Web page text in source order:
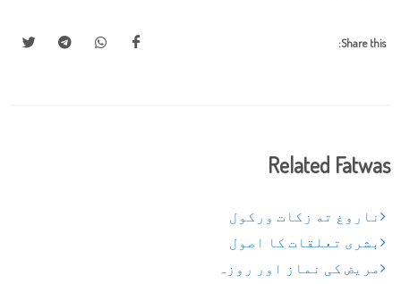
Share this:
Related Fatwas
ناروغ ته زکات ورکول
بشری تعلقات کا اصول
مریض کی نماز اور روزہ